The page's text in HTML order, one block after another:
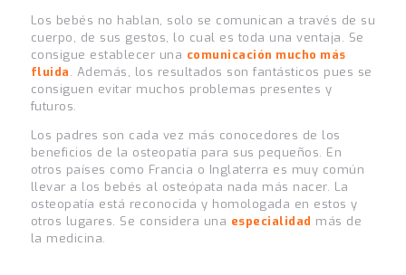
Los bebés no hablan, solo se comunican a través de su
cuerpo, de sus gestos, lo cual es toda una ventaja. Se
consigue establecer una comunicación mucho más
fluida. Además, los resultados son fantásticos pues se
consiguen evitar muchos problemas presentes y
futuros.
Los padres son cada vez más conocedores de los
beneficios de la osteopatía para sus pequeños. En
otros países como Francia o Inglaterra es muy común
llevar a los bebés al osteópata nada más nacer. La
osteopatía está reconocida y homologada en estos y
otros lugares. Se considera una especialidad más de
la medicina.